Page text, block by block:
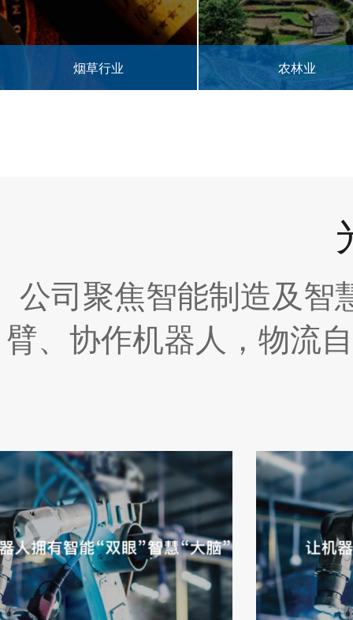
农林业 半导体行业
公司聚焦智能制造及智
臂、协作机器人，物流